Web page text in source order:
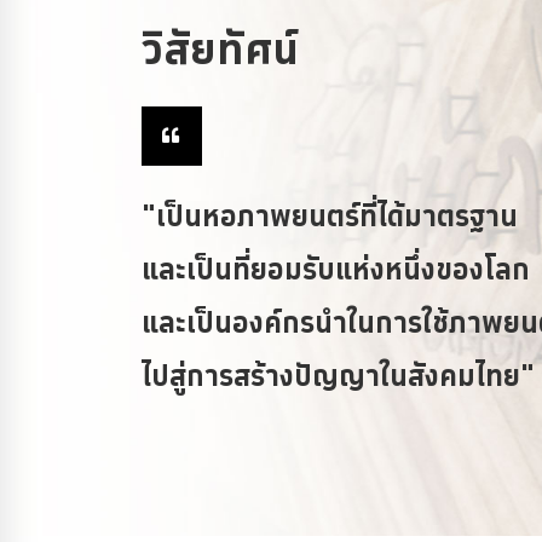
วิสัยทัศน์
"เป็นหอภาพยนตร์ที่ได้มาตรฐาน
และเป็นที่ยอมรับแห่งหนึ่งของโลก
และเป็นองค์กรนำในการใช้ภาพย
ไปสู่การสร้างปัญญาในสังคมไทย"